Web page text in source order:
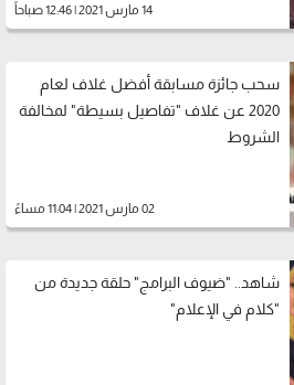
14 مارس 2021 | 12:46 صباحاً
سحب جائزة مسابقة أفضل غلاف لعام
2020 عن غلاف "تفاصيل بسيطة" لمخالفة
الشروط
02 مارس 2021 | 11:04 مساءً
شاهد.. "ضيوف البرامج" حلقة جديدة من
"كلام في الإعلام"